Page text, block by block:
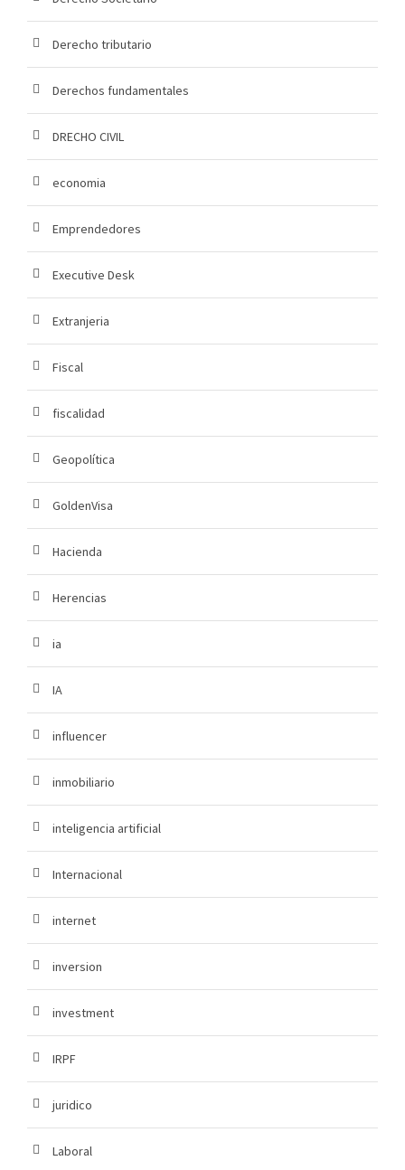
Derecho tributario
Derechos fundamentales
DRECHO CIVIL
economia
Emprendedores
Executive Desk
Extranjeria
Fiscal
fiscalidad
Geopolítica
GoldenVisa
Hacienda
Herencias
ia
IA
influencer
inmobiliario
inteligencia artificial
Internacional
internet
inversion
investment
IRPF
juridico
Laboral